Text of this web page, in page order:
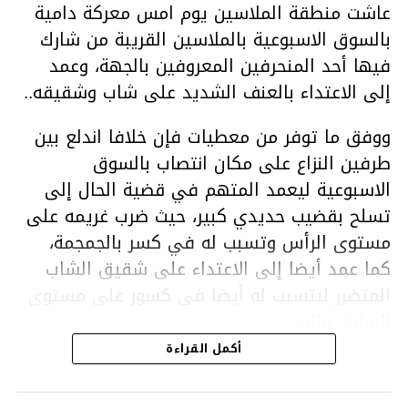
عاشت منطقة الملاسين يوم امس معركة دامية
بالسوق الاسبوعية بالملاسين القريبة من شارك
فيها أحد المنحرفين المعروفين بالجهة، وعمد
إلى الاعتداء بالعنف الشديد على شاب وشقيقه..
ووفق ما توفر من معطيات فإن خلافا اندلع بين
طرفين النزاع على مكان انتصاب بالسوق
الاسبوعية ليعمد المتهم في قضية الحال إلى
تسلح بقضيب حديدي كبير، حيث ضرب غريمه على
مستوى الرأس وتسبب له في كسر بالجمجمة،
كما عمد أيضا إلى الاعتداء على شقيق الشاب
المتضرر ليتسبب له أيضا في كسور على مستوى
هذا وقد تمكن أعوان مركز الأمن الوطني بحي
هلال في توقيت قياسي من محاصرة المشتبه به
أكمل القراءة